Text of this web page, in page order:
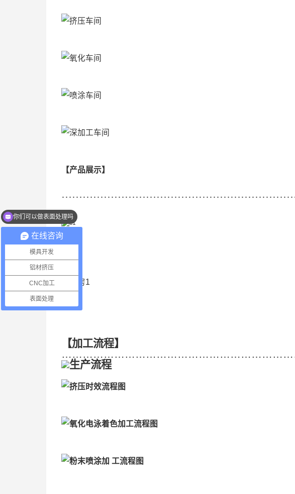
【产品展示】
【加工流程】
在线咨询
模具开发
铝材挤压
CNC加工
表面处理
你们可以做表面处理吗